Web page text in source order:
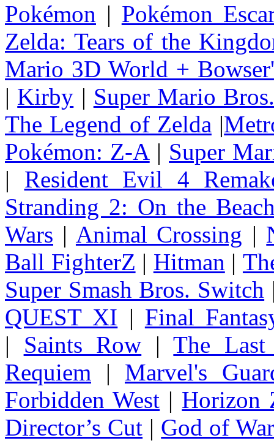
Pokémon | Pokémon
Zelda: Tears of the
Mario 3D World +
| Kirby | Super Mario
The Legend of Zelda |
Pokémon: Z-A | Super
| Resident Evil 4
Stranding 2: On the
Wars | Animal Crossing |
Ball FighterZ | Hitman |
Super Smash Bros. Switch
QUEST XI | Final
| Saints Row |The
Requiem | Marvel's
Forbidden West | Horizon
Director’s Cut | God of